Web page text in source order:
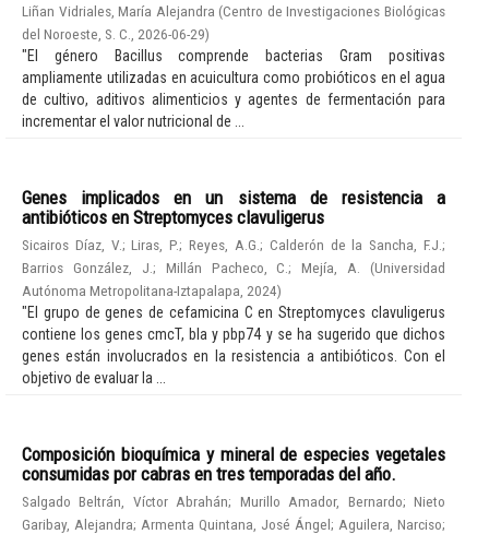
Liñan Vidriales, María Alejandra (Centro de Investigaciones Biológicas
del Noroeste, S. C.
2026-06-29)
"El género Bacillus comprende bacterias Gram positivas
ampliamente utilizadas en acuicultura como probióticos en el agua
de cultivo, aditivos alimenticios y agentes de fermentación para
incrementar el valor nutricional de ...
Genes implicados en un sistema de resistencia a
antibióticos en Streptomyces clavuligerus
Sicairos Díaz, V.;Liras, P.;Reyes, A.G. ; Calderón de la Sancha, F.J.;
Barrios González, J. ; Millán Pacheco, C.;Mejía, A. (Universidad
Autónoma Metropolitana-Iztapalapa 2024)
"El grupo de genes de cefamicina C en Streptomyces clavuligerus
contiene los genes cmcT, bla y pbp74 y se ha sugerido que dichos
genes están involucrados en la resistencia a antibióticos. Con el
objetivo de evaluar la ...
Composición bioquímica y mineral de especies vegetales
consumidas por cabras en tres temporadas del año.
Salgado Beltrán, Víctor Abrahán; Murillo Amador, Bernardo;Nieto
Garibay, Alejandra; Armenta Quintana, José Ángel; Aguilera, Narciso;